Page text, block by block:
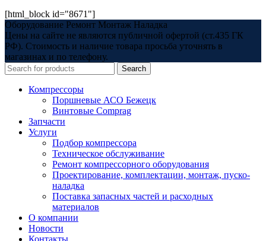
[html_block id="8671"]
Оборудование Ремонт Монтаж Наладка
Цены на сайте не являются публичной офертой (ст.435 ГК
РФ). Стоимость и наличие товара просьба уточнять в
магазинах и по телефону.
Search
Компрессоры
Поршневые АСО Бежецк
Винтовые Comprag
Запчасти
Услуги
Подбор компрессора
Техническое обслуживание
Ремонт компрессорного оборудования
Проектирование, комплектации, монтаж, пуско-
наладка
Поставка запасных частей и расходных
материалов
О компании
Новости